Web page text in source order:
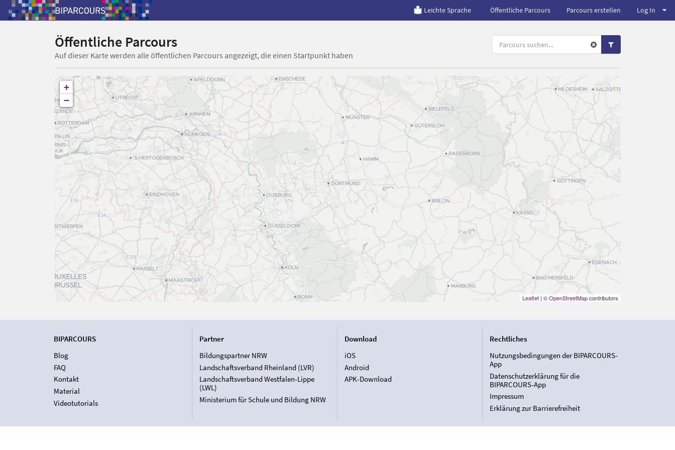
Leichte Sprache Öffentliche Parcours Parcours erstellen Log In
Öffentliche Parcours
Auf dieser Karte werden alle öffentlichen Parcours angezeigt, die einen Startpunkt haben
+
−
Leaflet| ©OpenStreetMapcontributors
BIPARCOURS
Blog
FAQ
Kontakt
Material
Videotutorials
Partner
Bildungspartner NRW
Landschaftsverband Rheinland (LVR)
Landschaftsverband Westfalen-Lippe
(LWL)
Ministerium für Schule und Bildung NRW
Download
iOS
Android
APK-Download
Rechtliches
Nutzungsbedingungen der BIPARCOURS-
App
Datenschutzerklärung für die
BIPARCOURS-App
Impressum
Erklärung zur Barrierefreiheit